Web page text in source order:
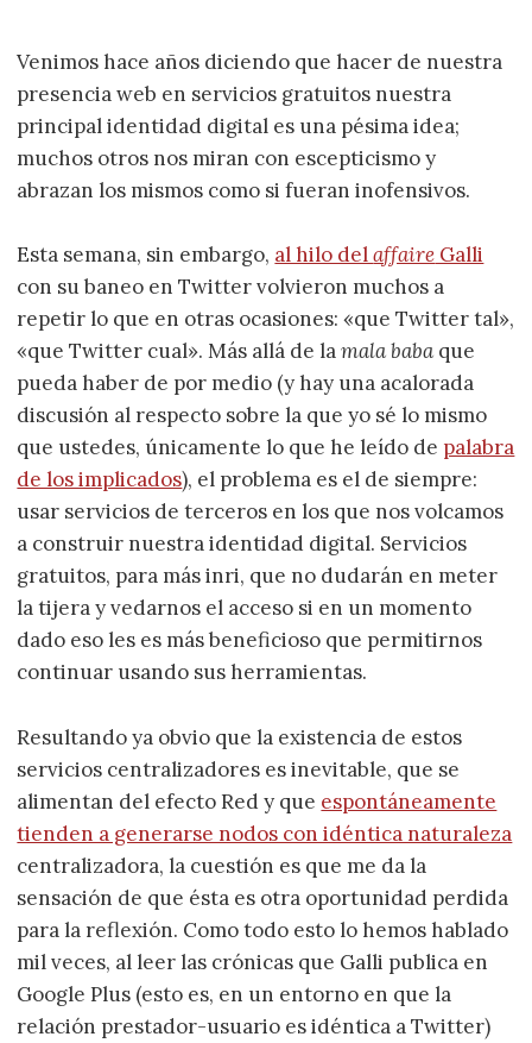
Venimos hace años diciendo que hacer de nuestra
presencia web en servicios gratuitos nuestra
principal identidad digital es una pésima idea;
muchos otros nos miran con escepticismo y
abrazan los mismos como si fueran inofensivos.
Esta semana, sin embargo, al hilo delaffaire Galli
con su baneo en Twitter volvieron muchos a
repetir lo que en otras ocasiones: «que Twitter tal»,
«que Twitter cual». Más allá de lamala baba que
pueda haber de por medio (y hay una acalorada
discusión al respecto sobre la que yo sé lo mismo
que ustedes, únicamente lo que he leído de palabra
de los implicados), el problema es el de siempre:
usar servicios de terceros en los que nos volcamos
a construir nuestra identidad digital. Servicios
gratuitos, para más inri, que no dudarán en meter
la tijera y vedarnos el acceso si en un momento
dado eso les es más beneficioso que permitirnos
continuar usando sus herramientas.
Resultando ya obvio que la existencia de estos
servicios centralizadores es inevitable, que se
alimentan del efecto Red y que espontáneamente
tienden a generarse nodos con idéntica naturaleza
centralizadora, la cuestión es que me da la
sensación de que ésta es otra oportunidad perdida
para la reflexión. Como todo esto lo hemos hablado
mil veces, al leer las crónicas que Galli publica en
Google Plus (esto es, en un entorno en que la
relación prestador-usuario es idéntica a Twitter)